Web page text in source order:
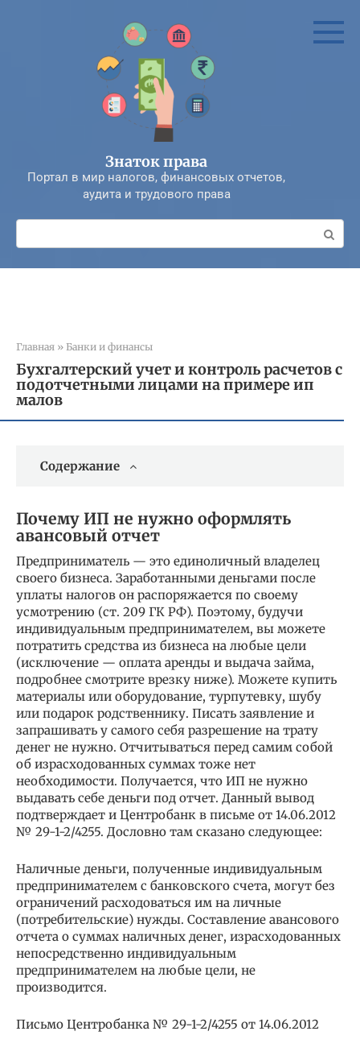
Знаток права
Портал в мир налогов, финансовых отчетов,
аудита и трудового права
Поиск:
Главная » Банки и финансы
Бухгалтерский учет и контроль расчетов с
подотчетными лицами на примере ип
малов
Содержание
Почему ИП не нужно оформлять
авансовый отчет
Предприниматель — это единоличный владелец
своего бизнеса. Заработанными деньгами после
уплаты налогов он распоряжается по своему
усмотрению (ст. 209 ГК РФ). Поэтому, будучи
индивидуальным предпринимателем, вы можете
потратить средства из бизнеса на любые цели
(исключение — оплата аренды и выдача займа,
подробнее смотрите врезку ниже). Можете купить
материалы или оборудование, турпутевку, шубу
или подарок родственнику. Писать заявление и
запрашивать у самого себя разрешение на трату
денег не нужно. Отчитываться перед самим собой
об израсходованных суммах тоже нет
необходимости. Получается, что ИП не нужно
выдавать себе деньги под отчет. Данный вывод
подтверждает и Центробанк в письме от 14.06.2012
№ 29-1-2/4255. Дословно там сказано следующее:
Наличные деньги, полученные индивидуальным
предпринимателем с банковского счета, могут без
ограничений расходоваться им на личные
(потребительские) нужды. Составление авансового
отчета о суммах наличных денег, израсходованных
непосредственно индивидуальным
предпринимателем на любые цели, не
производится.
Письмо Центробанка № 29-1-2/4255 от 14.06.2012